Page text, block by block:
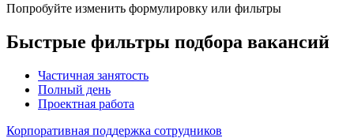
Попробуйте изменить формулировку или фильтры
Быстрые фильтры подбора вакансий
Частичная занятость
Полный день
Проектная работа
Корпоративная поддержка сотрудников